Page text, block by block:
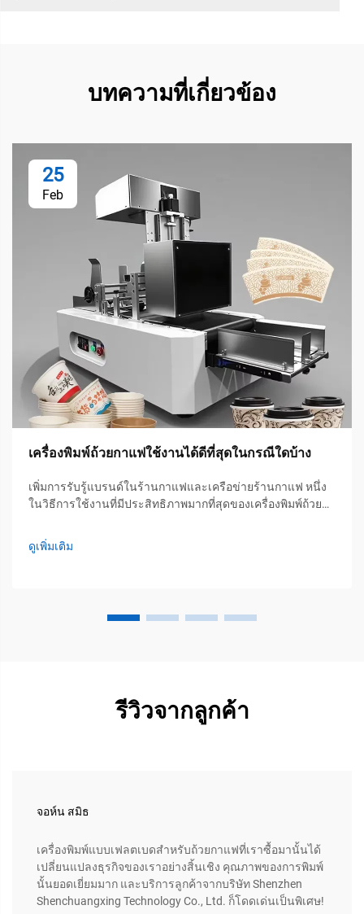
บทความที่เกี่ยวข้อง
25
Feb
เครื่องพิมพ์ถ้วยกาแฟใช้งานได้ดีที่สุดในกรณีใดบ้าง
เพิ่มการรับรู้แบรนด์ในร้านกาแฟและเครือข่ายร้านกาแฟ หนึ่ง
ในวิธีการใช้งานที่มีประสิทธิภาพมากที่สุดของเครื่องพิมพ์ถ้วย
และเครือข่ายร้านเครื่องดื่ม โดยสามารถพิมพ์โลโก้ คำขวัญ
รหัส QR หรือข้อความส่งเสริมการขาย...
ดูเพิ่มเติม
รีวิวจากลูกค้า
จอห์น สมิธ
เครื่องพิมพ์แบบเฟลตเบดสำหรับถ้วยกาแฟที่เราซื้อมานั้นได้
เปลี่ยนแปลงธุรกิจของเราอย่างสิ้นเชิง คุณภาพของการพิมพ์
นั้นยอดเยี่ยมมาก และบริการลูกค้าจากบริษัท Shenzhen
Shenchuangxing Technology Co., Ltd. ก็โดดเด่นเป็นพิเศษ!